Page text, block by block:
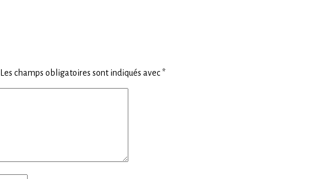
Les champs obligatoires sont indiqués avec *